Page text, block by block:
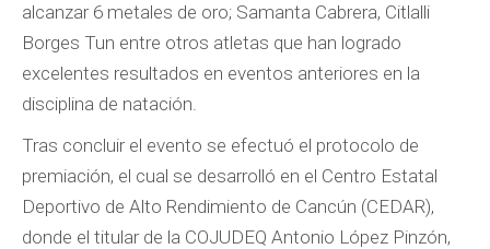
alcanzar 6 metales de oro; Samanta Cabrera, Citlalli
Borges Tun entre otros atletas que han logrado
excelentes resultados en eventos anteriores en la
disciplina de natación.
Tras concluir el evento se efectuó el protocolo de
premiación, el cual se desarrolló en el Centro Estatal
Deportivo de Alto Rendimiento de Cancún (CEDAR),
donde el titular de la COJUDEQ Antonio López Pinzón,